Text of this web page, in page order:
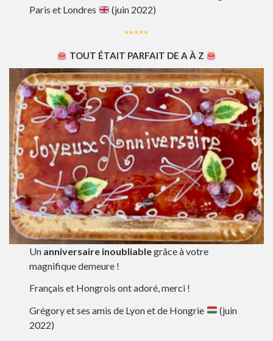
Paris et Londres
(juin 2022)
*****
TOUT ÉTAIT PARFAIT DE A À Z
Un anniversaire inoubliablegrâce à votre
magnifique demeure !
Français et Hongrois ont adoré, merci !
Grégory et ses amis de Lyon et de Hongrie
(juin
2022)